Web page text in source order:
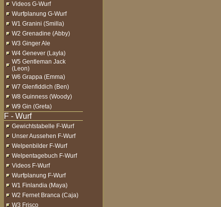
Videos G-Wurf
Wurfplanung G-Wurf
W1 Granini (Smilla)
W2 Grenadine (Abby)
W3 Ginger Ale
W4 Genever (Layla)
W5 Gentleman Jack
(Leon)
W6 Grappa (Emma)
W7 Glenfiddich (Ben)
W8 Guinness (Woody)
W9 Gin (Greta)
Gewichtstabelle F-Wurf
Unser Aussehen F-Wurf
Welpenbilder F-Wurf
Welpentagebuch F-Wurf
Videos F-Wurf
Wurfplanung F-Wurf
W1 Finlandia (Maya)
W2 Fernet Branca (Caja)
W3 Frisco